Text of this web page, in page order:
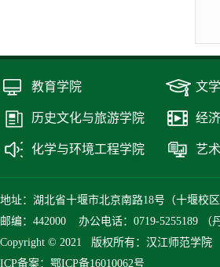
教育学院 文
历史文化与旅游学院 经
化学与环境工程学院 艺
地址：湖北省十堰市北京南路18号（十堰校
邮编：442000 办公电话：0719-5255189 （
Copyright © 2021 版权所有：汉江师范学院
ICP备案：鄂ICP备16010062号